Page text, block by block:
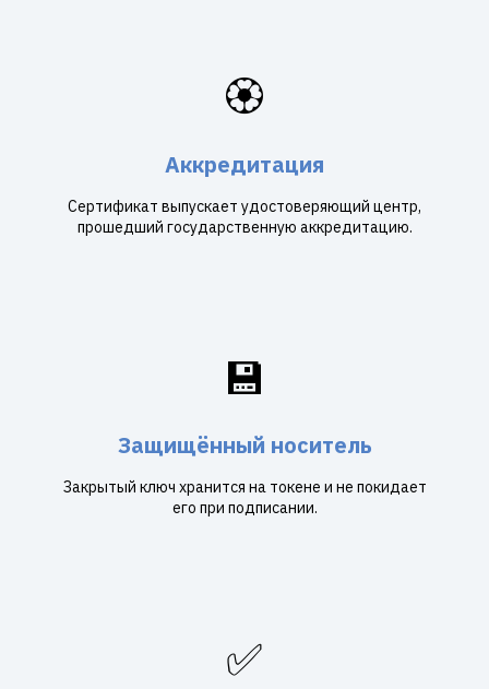
🏵️
Аккредитация
Сертификат выпускает удостоверяющий центр,
прошедший государственную аккредитацию.
💾
Защищённый носитель
Закрытый ключ хранится на токене и не покидает
его при подписании.
✅